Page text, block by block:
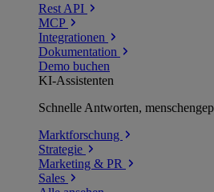
Rest API
MCP
Integrationen
Dokumentation
Demo buchen
KI-Assistenten
Schnelle Antworten,
Marktforschung
Strategie
Marketing & PR
Sales